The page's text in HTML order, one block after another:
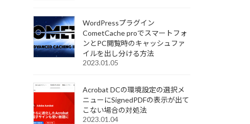
WordPressプラグイン
CometCache proでスマートフォ
ンとPC閲覧時のキャッシュファ
イルを出し分ける方法
2023.01.05
Acrobat DCの環境設定の選択メ
ニューにSignedPDFの表示が出て
こない場合の対処法
2023.01.04